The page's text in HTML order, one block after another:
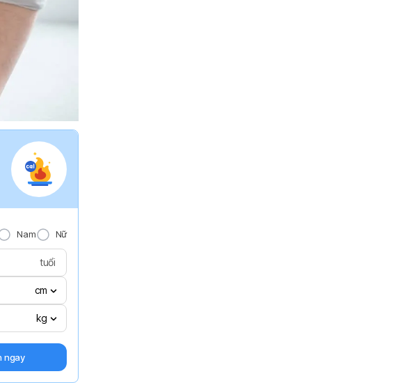
Nam Nữ
tuổi
cm
kg
ngay